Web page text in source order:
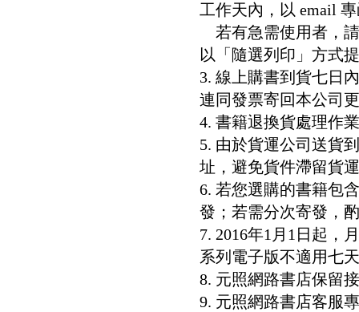
工作天內，以 email
若有急需使用者，請
以「隨選列印」方式
3. 線上購書到貨七日
連同發票寄回本公司
4. 書籍退換貨處理作
5. 由於貨運公司送貨
址，避免貨件滯留貨
6. 若您選購的書籍包
發；若需分次寄發，
7. 2016年1月1日起，
系列電子版不適用七
8. 元照網路書店保留
9. 元照網路書店客服